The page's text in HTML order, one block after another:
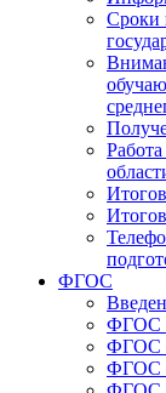
Сроки
ФГОС
ФГОС
ФГОС
ФГОС